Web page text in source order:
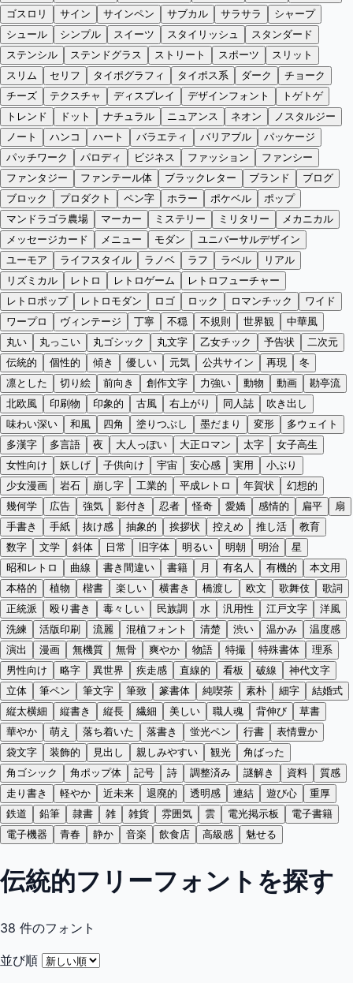
ゴスロリ
サイン サインペン サブカル サラサラ
シャープ
シュール
シンプル スイーツ スタイリッシュ
スタンダード
ステンシル
ステンドグラス ストリート スポーツ
スリット
スリム
セリフ タイポグラフィ タイポス系 ダーク
チョーク
チーズ
テクスチャ ディスプレイ デザインフォント
トゲトゲ
トレンド
ドット ナチュラル ニュアンス ネオン
ノスタルジー
ノート
ハンコ ハート バラエティ バリアブル
パッケージ
パッチワーク
パロディ ビジネス ファッション
ファンシー
ファンタジー
ファンテール体 ブラックレター ブランド
ブログ
ブロック
プロダクト ペン字 ホラー ポケベル
ポップ
マンドラゴラ農場
マーカー ミステリー ミリタリー
メカニカル
メッセージカード
メニュー モダン
ユニバーサルデザイン
ユーモア
ライフスタイル ラノベ ラフ ラベル
リアル
リズミカル
レトロ レトロゲーム
レトロフューチャー
レトロポップ
レトロモダン ロゴ ロック ロマンチック
ワイド
ワープロ
ヴィンテージ 丁寧 不穏 不規則 世界観
中華風
丸い
丸っこい 丸ゴシック 丸文字 乙女チック 予告状
二次元
伝統的
個性的 傾き 優しい 元気 公共サイン 再現
冬
凛とした
切り絵 前向き 創作文字 力強い 動物 動画
勘亭流
北欧風
印刷物 印象的 古風 右上がり 同人誌
吹き出し
味わい深い
和風 四角 塗りつぶし 墨だまり 変形
多ウェイト
多漢字
多言語 夜 大人っぽい 大正ロマン 太字
女子高生
女性向け
妖しげ 子供向け 宇宙 安心感 実用
小ぶり
少女漫画
岩石 崩し字 工業的 平成レトロ 年賀状
幻想的
幾何学
広告 強気 影付き 忍者 怪奇 愛嬌 感情的 扁平
扇
手書き
手紙 抜け感 抽象的 挨拶状 控えめ 推し活
教育
数字
文学 斜体 日常 旧字体 明るい 明朝 明治
星
昭和レトロ
曲線 書き間違い 書籍 月 有名人 有機的
本文用
本格的
植物 楷書 楽しい 横書き 橋渡し 欧文 歌舞伎
歌詞
正統派
殴り書き 毒々しい 民族調 水 汎用性 江戸文字
洋風
洗練
活版印刷 流麗 混植フォント 清楚 渋い 温かみ
温度感
演出
漫画 無機質 無骨 爽やか 物語 特撮 特殊書体
理系
男性向け
略字 異世界 疾走感 直線的 看板 破線
神代文字
立体
筆ペン 筆文字 筆致 篆書体 純喫茶 素朴 細字
結婚式
縦太横細
縦書き 縦長 繊細 美しい 職人魂 背伸び
草書
華やか
萌え 落ち着いた 落書き 蛍光ペン 行書
表情豊か
袋文字
装飾的 見出し 親しみやすい 観光
角ばった
角ゴシック
角ポップ体 記号 詩 調整済み 謎解き 資料
質感
走り書き
軽やか 近未来 退廃的 透明感 連結 遊び心
重厚
鉄道
鉛筆 隷書 雑 雑貨 雰囲気 雲 電光掲示板
電子書籍
電子機器
青春 静か 音楽 飲食店 高級感 魅せる
伝統的フリーフォントを探す
38 件のフォント
並び順